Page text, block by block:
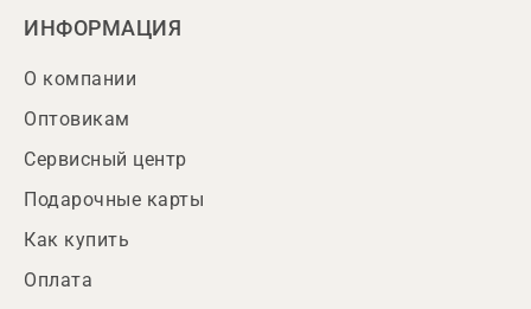
ИНФОРМАЦИЯ
О компании
Оптовикам
Сервисный центр
Подарочные карты
Как купить
Оплата